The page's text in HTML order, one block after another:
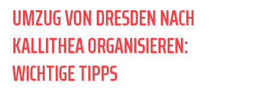
UMZUG VON DRESDEN NACH
KALLITHEA ORGANISIEREN:
WICHTIGE TIPPS